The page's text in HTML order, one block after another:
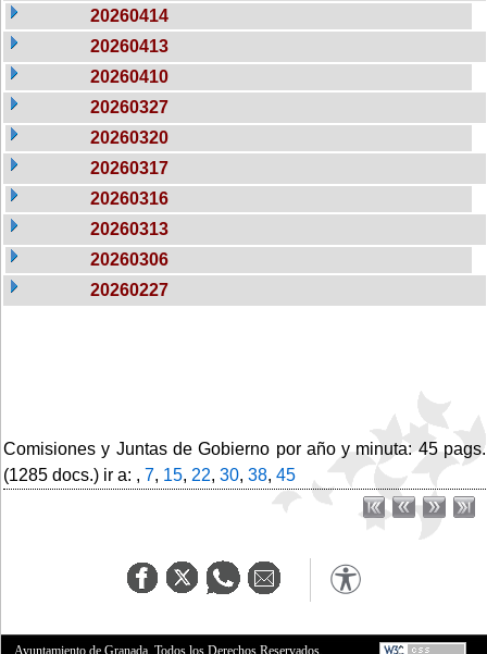
20260414
20260413
20260410
20260327
20260320
20260317
20260316
20260313
20260306
20260227
Comisiones y Juntas de Gobierno por año y minuta: 45 pags.
(1285 docs.) ir a: , 7, 15, 22, 30, 38, 45
Ayuntamiento de Granada. Todos los Derechos Reservados.